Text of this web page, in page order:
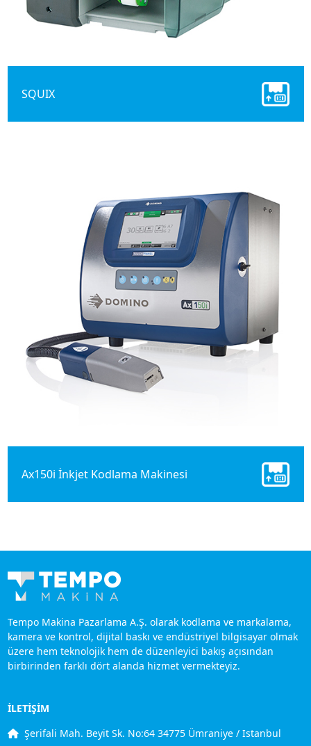
SQUIX
Ax150i İnkjet Kodlama Makinesi
Tempo Makina Pazarlama A.Ş. olarak kodlama ve markalama,
kamera ve kontrol, dijital baskı ve endüstriyel bilgisayar olmak
üzere hem teknolojik hem de düzenleyici bakış açısından
birbirinden farklı dört alanda hizmet vermekteyiz.
İLETİŞİM
Şerifali Mah. Beyit Sk. No:64 34775 Ümraniye / Istanbul